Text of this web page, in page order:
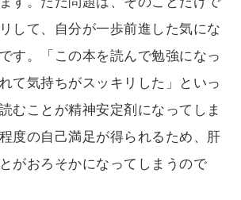
して、自分が一歩前進した気にな
す。「この本を読んで勉強になっ
て気持ちがスッキリした」といっ
むことが精神安定剤になってしま
度の自己満足が得られるため、肝
がおろそかになってしまうので